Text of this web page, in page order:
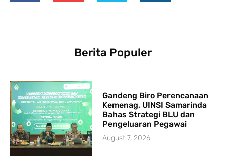
Berita Populer
Gandeng Biro Perencanaan
Kemenag, UINSI Samarinda
Bahas Strategi BLU dan
Pengeluaran Pegawai
August 7, 2026